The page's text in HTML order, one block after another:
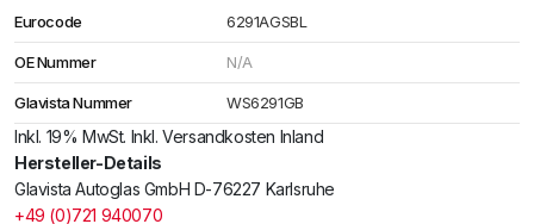
Eurocode 6291AGSBL
OE Nummer N/A
Glavista Nummer WS6291GB
Inkl. 19% MwSt. Inkl. Versandkosten Inland
Hersteller-Details
Glavista Autoglas GmbH D-76227 Karlsruhe
+49 (0)721 940070